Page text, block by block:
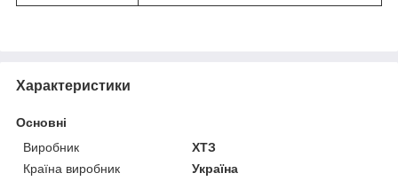
Характеристики
Основні
Виробник
ХТЗ
Країна виробник
Україна